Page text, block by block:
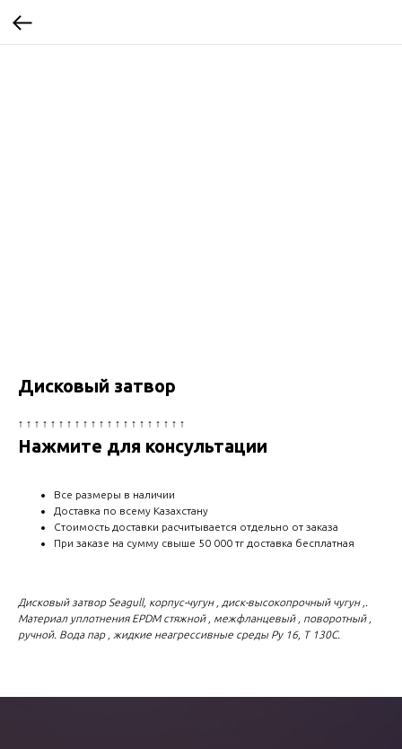
Дисковый затвор
↑ ↑ ↑ ↑ ↑ ↑ ↑ ↑ ↑ ↑ ↑ ↑ ↑ ↑ ↑ ↑ ↑ ↑ ↑ ↑ ↑
Нажмите для консультации
Все размеры в наличии
Доставка по всему Казахстану
Стоимость доставки расчитывается отдельно от заказа
При заказе на сумму свыше 50 000 тг доставка бесплатная
Дисковый затвор Seagull, корпус-чугун , диск-высокопрочный чугун ,.
Материал уплотнения EPDM стяжной , межфланцевый , поворотный ,
ручной. Вода пар , жидкие неагрессивные среды Ру 16, Т 130С.